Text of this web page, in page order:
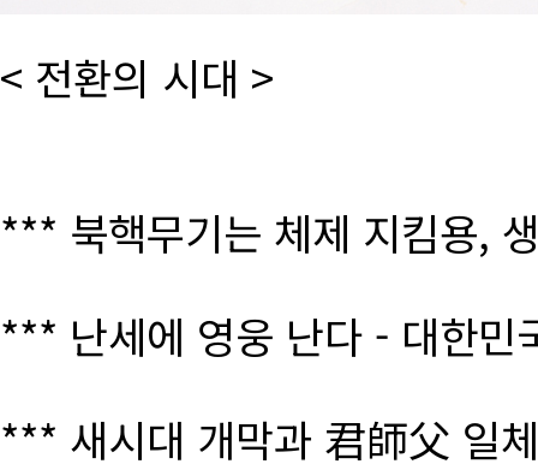
< 전환의 시대 >
*** 북핵무기는 체제 지킴용,
*** 난세에 영웅 난다 - 대한
*** 새시대 개막과 君師父 일